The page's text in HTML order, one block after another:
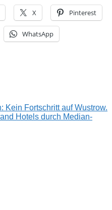
X Pinterest
WhatsApp
Kein Fortschritt auf Wustrow.
Hotels durch Median-